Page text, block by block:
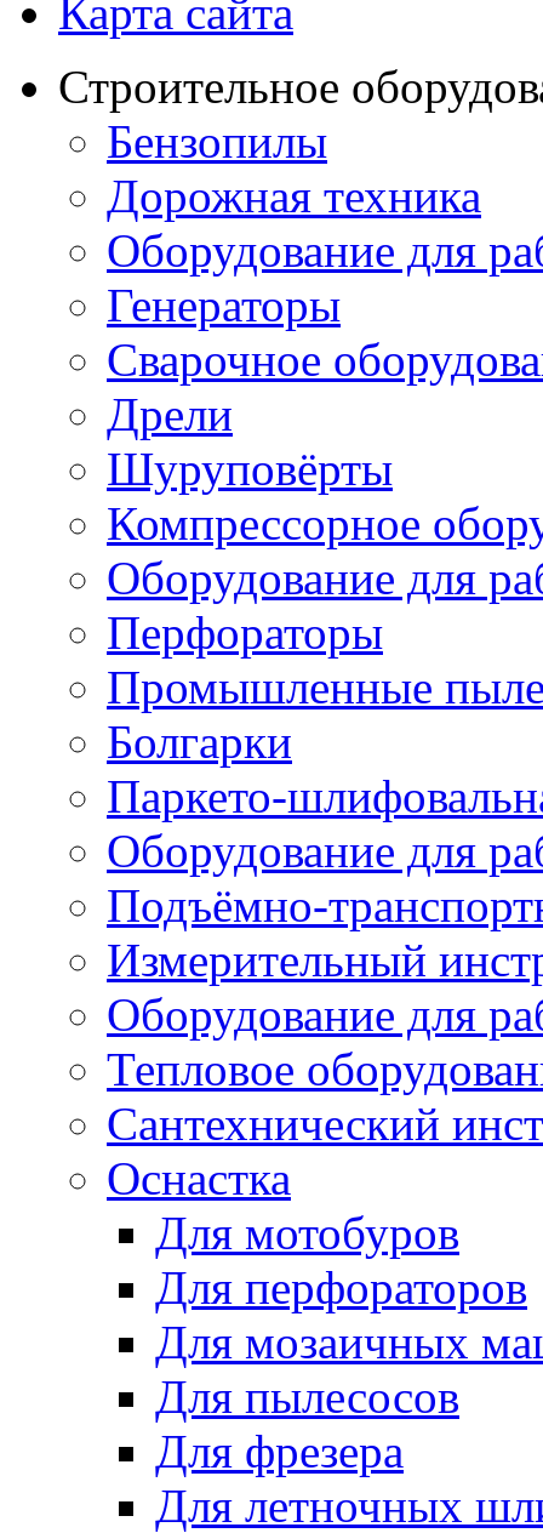
Карта сайта
Строительное
Бензопилы
Дорожная техника
Оборудование для
Генераторы
Сварочное
Дрели
Шуруповёрты
Компрессорное
Оборудование для
Перфораторы
Промышленные
Болгарки
Паркето-
Оборудование для
Подъёмно-
Измерительный
Оборудование для
Тепловое
Сантехнический
Оснастка
Для мотобуров
Для перфораторов
Для мозаичных
Для пылесосов
Для фрезера
Для летночных